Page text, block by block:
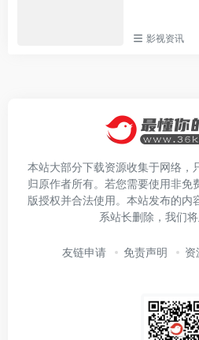
影视资讯
本站大部分下载资源收集于网络，
归原作者所有。若您需要使用非免
版授权并合法使用。本站发布的内
系站长删除，我们将
友链申请 免责声明 资